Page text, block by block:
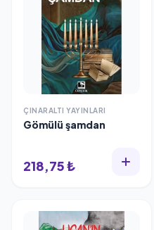
ÇINARALTI YAYINLARI
Gömülü şamdan
218,75 ₺